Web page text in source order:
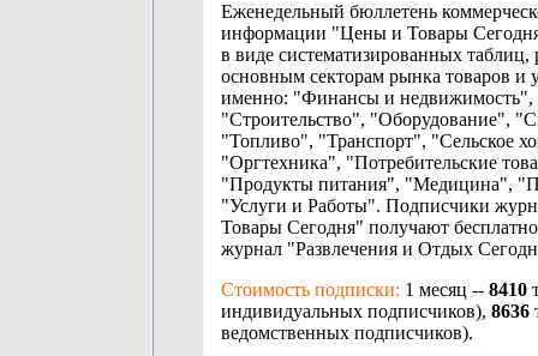
Еженедельный бюллетень
информации "Цены и Товары
в виде систематизированных таблиц,
основным секторам рынка товаров и
именно: "Финансы и недвижимость",
"Строительство", "Оборудование",
"Топливо", "Транспорт", "Сельское
"Оргтехника", "Потребительские
"Продукты питания", "Медицина",
"Услуги и Работы". Подписчики
Товары Сегодня" получают
журнал "Развлечения и Отдых
Стоимость подписки: 1 месяц -- 8410
индивидуальных подписчиков), 8636
ведомственных подписчиков).